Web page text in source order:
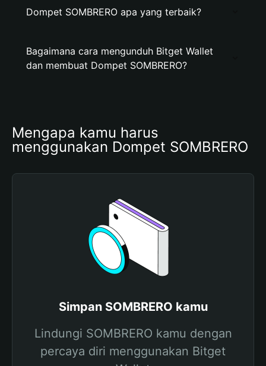
Dompet SOMBRERO apa yang terbaik?
Bagaimana cara mengunduh Bitget Wallet
dan membuat Dompet SOMBRERO?
Mengapa kamu harus
menggunakan Dompet SOMBRERO
Simpan SOMBRERO kamu
Lindungi SOMBRERO kamu dengan
percaya diri menggunakan Bitget